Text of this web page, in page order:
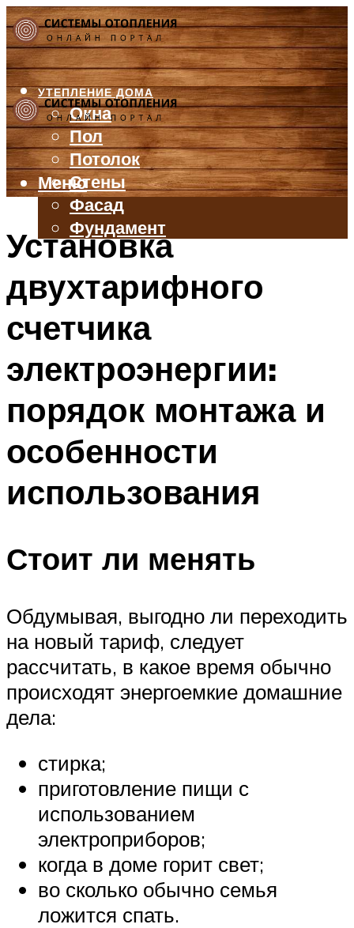
УТЕПЛЕНИЕ ДОМА
Окна
Пол
Потолок
Стены
Фасад
Фундамент
БАЛКОН И ЛОДЖИЯ
ВЕНТИЛЯЦИЯ
ТРУБЫ
Меню
Меню
Установка
двухтарифного
счетчика
электроэнергии:
порядок монтажа и
особенности
использования
Стоит ли менять
Обдумывая, выгодно ли переходить
на новый тариф, следует
рассчитать, в какое время обычно
происходят энергоемкие домашние
дела:
стирка;
приготовление пищи с
использованием
электроприборов;
когда в доме горит свет;
во сколько обычно семья
ложится спать.